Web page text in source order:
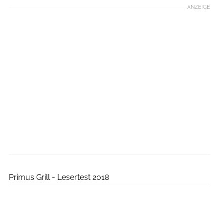
ANZEIGE
Primus Grill - Lesertest 2018